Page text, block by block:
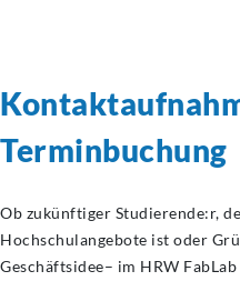
Terminbuchung
Ob zukünftiger Studierende:r,
Hochschulangebote ist oder
Geschäftsidee– im HRW